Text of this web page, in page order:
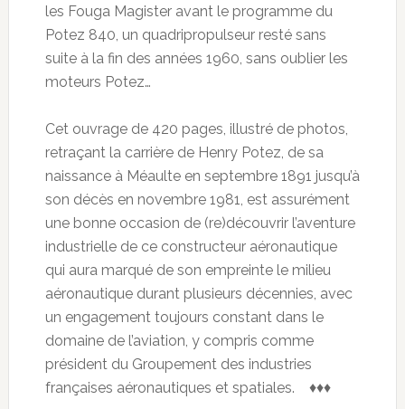
les Fouga Magister avant le programme du
Potez 840, un quadripropulseur resté sans
suite à la fin des années 1960, sans oublier les
moteurs Potez…
Cet ouvrage de 420 pages, illustré de photos,
retraçant la carrière de Henry Potez, de sa
naissance à Méaulte en septembre 1891 jusqu’à
son décès en novembre 1981, est assurément
une bonne occasion de (re)découvrir l’aventure
industrielle de ce constructeur aéronautique
qui aura marqué de son empreinte le milieu
aéronautique durant plusieurs décennies, avec
un engagement toujours constant dans le
domaine de l’aviation, y compris comme
président du Groupement des industries
françaises aéronautiques et spatiales. ♦♦♦